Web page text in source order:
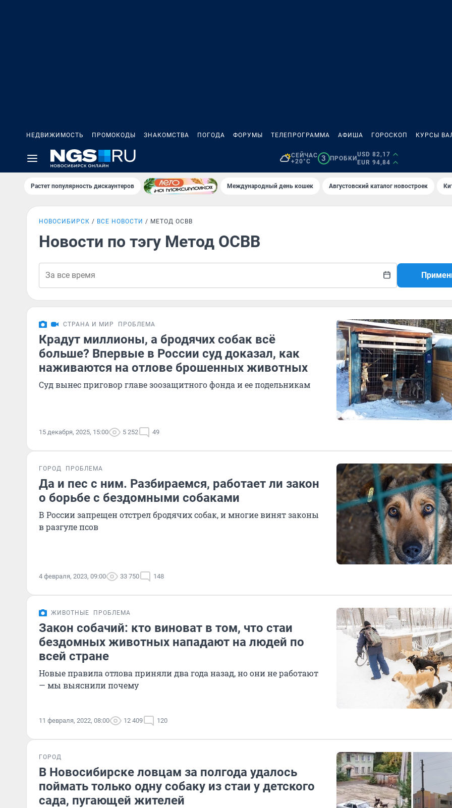
НЕДВИЖИМОСТЬ ПРОМОКОДЫ ЗНАКОМСТВА ПОГОДА ФОРУМЫ ТЕЛЕПРОГРАММА АФИША ГОРОСКОП КУРСЫ
СЕЙЧАС
+20°C
3 ПРОБКИ
USD 82,17
EUR 94,84
Растет популярность дискаунтеров Международный день кошек Августовский каталог новостроек
НОВОСИБИРСК ВСЕ НОВОСТИ МЕТОД ОСВВ
Новости по тэгу Метод ОСВВ
СТРАНА И МИР ПРОБЛЕМА
Крадут миллионы, а бродячих собак всё
больше? Впервые в России суд доказал, как
наживаются на отлове брошенных животных
Суд вынес приговор главе зоозащитного фонда и ее подельникам
15 декабря, 2025, 15:00 5 252 49
ГОРОД ПРОБЛЕМА
Да и пес с ним. Разбираемся, работает ли закон
о борьбе с бездомными собаками
В России запрещен отстрел бродячих собак, и многие винят законы
в разгуле псов
4 февраля, 2023, 09:00 33 750 148
ЖИВОТНЫЕ ПРОБЛЕМА
Закон собачий: кто виноват в том, что стаи
бездомных животных нападают на людей по
всей стране
Новые правила отлова приняли два года назад, но они не работают
— мы выяснили почему
11 февраля, 2022, 08:00 12 409 120
ГОРОД
В Новосибирске ловцам за полгода удалось
поймать только одну собаку из стаи у детского
сада, пугающей жителей